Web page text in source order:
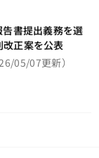
書提出義務を選
正案を公表
05/07更新）